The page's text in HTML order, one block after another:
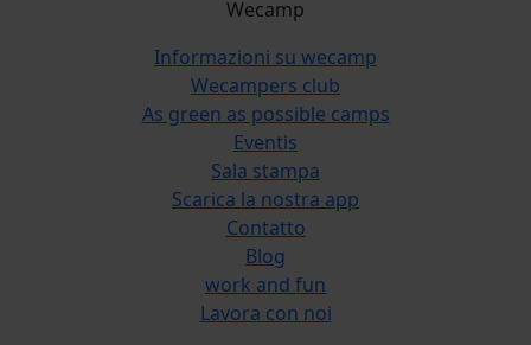
Wecamp
Informazioni su wecamp
Wecampers club
As green as possible camps
Eventis
Sala stampa
Scarica la nostra app
Contatto
Blog
work and fun
Lavora con noi